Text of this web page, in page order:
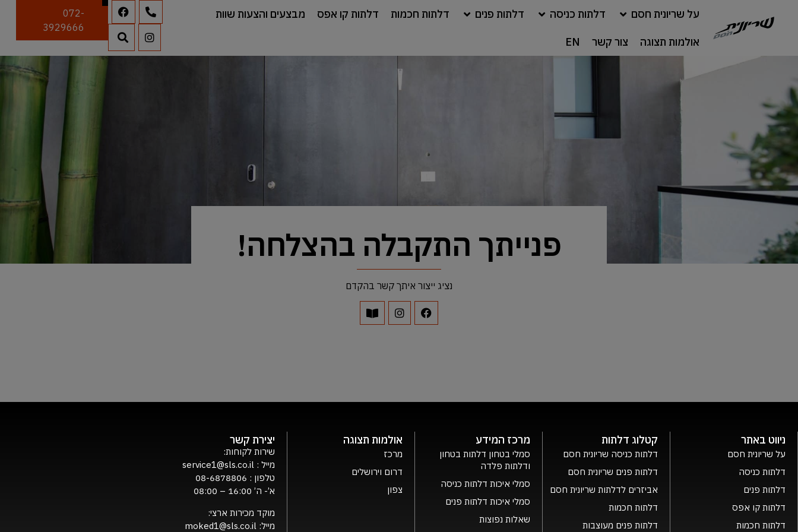
על שריונית חסם דלתות כניסה דלתות פנים דלתות חכמות דלתות קו אפס מבצעים והצעות שוות
אולמות תצוגה צור קשר EN
072-
3929666
פנייתך התקבלה בהצלחה!
נציג ייצור איתך קשר בהקדם
ניווט באתר
על שריונית חסם
דלתות כניסה
דלתות פנים
דלתות קו אפס
דלתות חכמות
קטלוג דלתות
דלתות כניסה שריונית חסם
דלתות פנים שריונית חסם
אביזרים לדלתות שריונית חסם
דלתות חכמות
דלתות פנים מעוצבות
מרכז המידע
סמלי בטחון דלתות בטחון
ודלתות פלדה
סמלי איכות דלתות כניסה
סמלי איכות דלתות פנים
שאלות נפוצות
אולמות תצוגה
מרכז
דרום וירושלים
צפון
יצירת קשר
שירות לקוחות:
מייל : service1@sls.co.il
טלפון : 08-6878806
א’- ה’ 16:00 – 08:00
מוקד מכירות ארצי:
מייל: moked1@sls.co.il